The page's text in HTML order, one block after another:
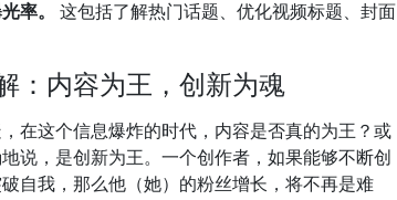
率。
这包括了解热门话题、优化视频标题、封面
：内容为王，创新为魂
在这个信息爆炸的时代，内容是否真的为王？或
说，是创新为王。一个创作者，如果能够不断创
自我，那么他（她）的粉丝增长，将不再是难